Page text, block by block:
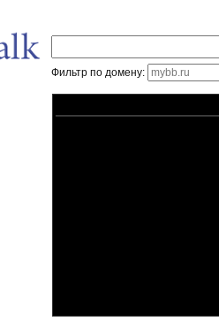
Фильтр по домену: